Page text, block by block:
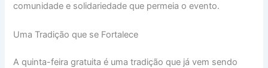
comunidade e solidariedade que permeia o evento.
Uma Tradição que se Fortalece
A quinta-feira gratuita é uma tradição que já vem sendo